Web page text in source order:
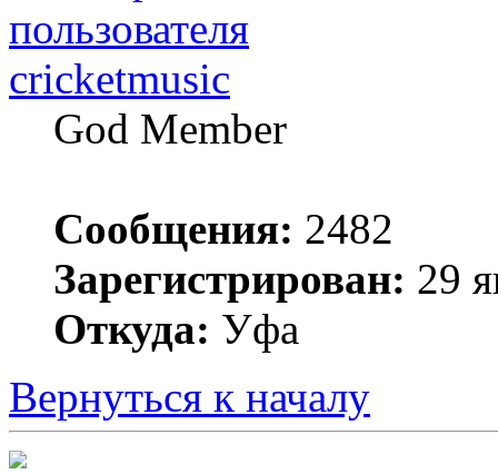
cricketmusic
God Member
Сообщения: 2482
Зарегистрирован: 29
Откуда: Уфа
Вернуться к началу